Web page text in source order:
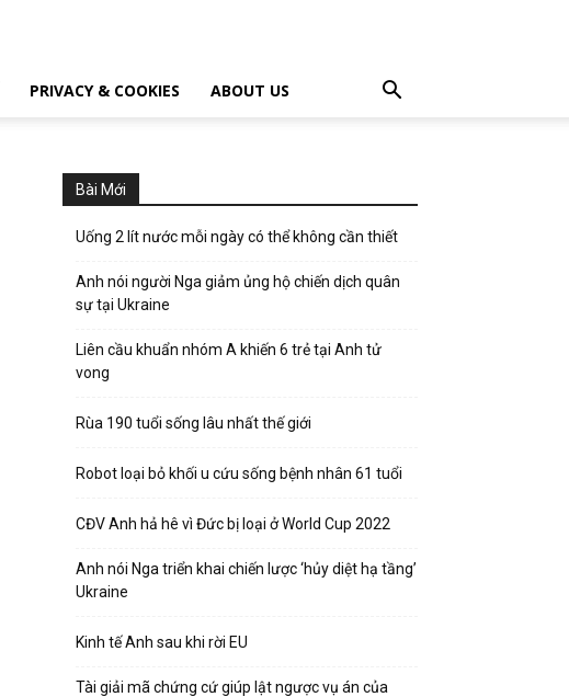
PRIVACY & COOKIES ABOUT US
Bài Mới
Uống 2 lít nước mỗi ngày có thể không cần thiết
Anh nói người Nga giảm ủng hộ chiến dịch quân
sự tại Ukraine
Liên cầu khuẩn nhóm A khiến 6 trẻ tại Anh tử
vong
Rùa 190 tuổi sống lâu nhất thế giới
Robot loại bỏ khối u cứu sống bệnh nhân 61 tuổi
CĐV Anh hả hê vì Đức bị loại ở World Cup 2022
Anh nói Nga triển khai chiến lược ‘hủy diệt hạ tầng’
Ukraine
Kinh tế Anh sau khi rời EU
Tài giải mã chứng cứ giúp lật ngược vụ án của